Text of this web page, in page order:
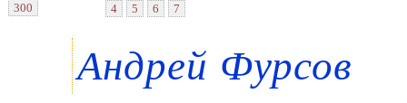
300
4
5 6 7
Андрей Фурсов